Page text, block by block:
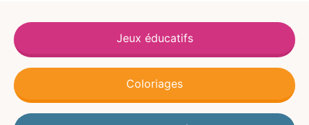
Jeux éducatifs
Coloriages